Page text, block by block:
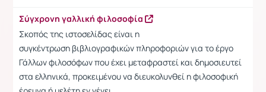
Σύγχρονη γαλλική φιλοσοφία
Σκοπός της ιστοσελίδας είναι η
συγκέντρωση βιβλιογραφικών πληροφοριών για το έργο
Γάλλων φιλοσόφων που έχει μεταφραστεί και δημοσιευτεί
στα ελληνικά, προκειμένου να διευκολυνθεί η φιλοσοφική